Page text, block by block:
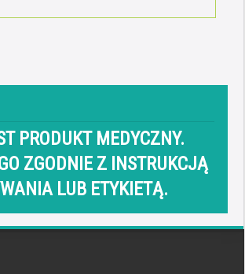
PRODUKT MEDYCZNY.
ZGODNIE Z INSTRUKCJĄ
LUB ETYKIETĄ.